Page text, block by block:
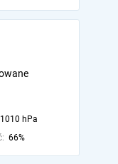
1010 hPa
66%